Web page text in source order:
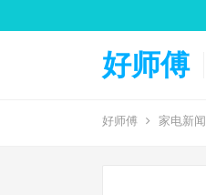
好师傅
好师傅 家电新闻